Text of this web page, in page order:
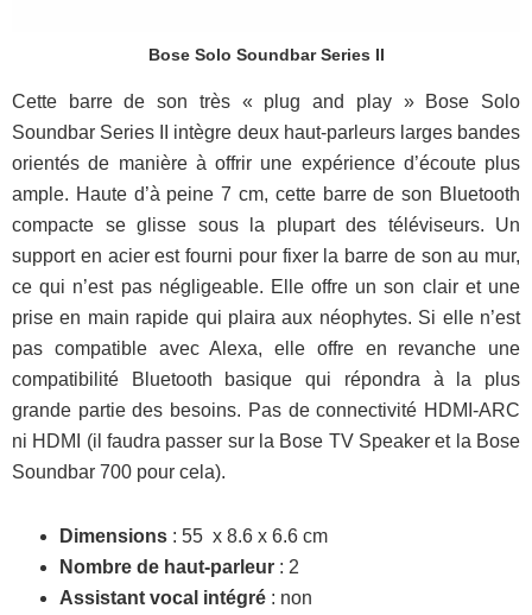
Bose Solo Soundbar Series II
Cette barre de son très « plug and play » Bose Solo
Soundbar Series II intègre deux haut-parleurs larges bandes
orientés de manière à offrir une expérience d’écoute plus
ample. Haute d’à peine 7 cm, cette barre de son Bluetooth
compacte se glisse sous la plupart des téléviseurs. Un
support en acier est fourni pour fixer la barre de son au mur,
ce qui n’est pas négligeable. Elle offre un son clair et une
prise en main rapide qui plaira aux néophytes. Si elle n’est
pas compatible avec Alexa, elle offre en revanche une
compatibilité Bluetooth basique qui répondra à la plus
grande partie des besoins. Pas de connectivité HDMI-ARC
ni HDMI (il faudra passer sur la Bose TV Speaker et la Bose
Soundbar 700 pour cela).
Dimensions : 55 x 8.6 x 6.6 cm
Nombre de haut-parleur : 2
Assistant vocal intégré : non